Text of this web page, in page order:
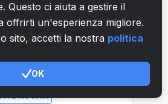
Questo ci aiuta a gestire il
offrirti un'esperienza migliore.
sito, accetti la nostra politica
OK